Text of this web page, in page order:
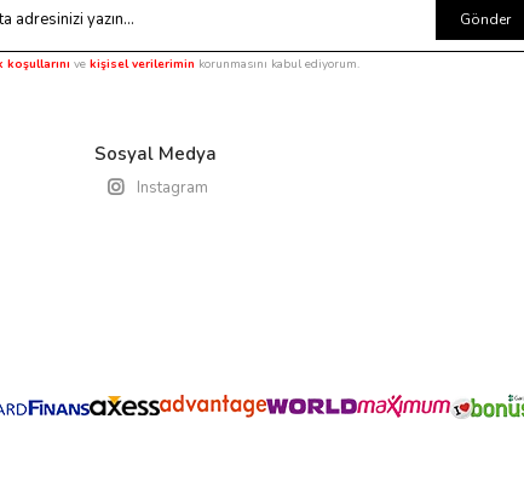
Gönder
koşullarını ve kişisel verilerimin korunmasını kabul ediyorum.
Sosyal Medya
Instagram